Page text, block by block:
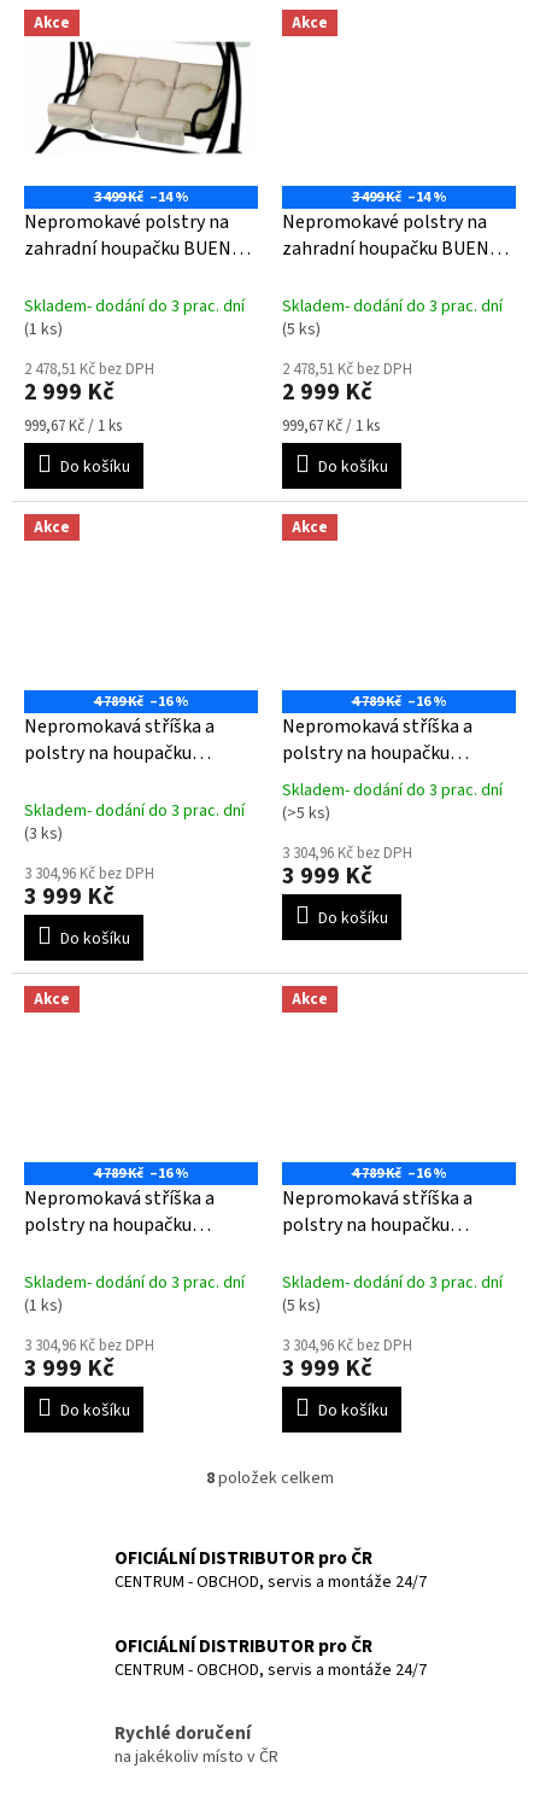
Akce
3 499 Kč –14 %
Nepromokavé polstry na
zahradní houpačku BUENOS
Skladem- dodání do 3 prac. dní
(1 ks)
2 478,51 Kč bez DPH
2 999 Kč
Měrná
cena:
999,67 Kč / 1 ks
Do košíku
Akce
3 499 Kč –14 %
Nepromokavé polstry na
zahradní houpačku BUENOS
Skladem- dodání do 3 prac. dní
(5 ks)
2 478,51 Kč bez DPH
2 999 Kč
Měrná
cena:
999,67 Kč / 1 ks
Do košíku
Akce
4 789 Kč –16 %
Nepromokavá stříška a
polstry na houpačku
Skladem- dodání do 3 prac. dní
(3 ks)
3 304,96 Kč bez DPH
3 999 Kč
Do košíku
Akce
4 789 Kč –16 %
Nepromokavá stříška a
polstry na houpačku
BUENOS AIRES- světle šedé
Průměrné
hodnocení
produktu
je
5,0
5
Skladem- dodání do 3 prac. dní
(>5 ks)
3 304,96 Kč bez DPH
3 999 Kč
Do košíku
Akce
4 789 Kč –16 %
Nepromokavá stříška a
polstry na houpačku
Skladem- dodání do 3 prac. dní
(1 ks)
3 304,96 Kč bez DPH
3 999 Kč
Do košíku
Akce
4 789 Kč –16 %
Nepromokavá stříška a
polstry na houpačku
Skladem- dodání do 3 prac. dní
(5 ks)
3 304,96 Kč bez DPH
3 999 Kč
Do košíku
O
á
d
í
p
y
8položek celkem
OFICIÁLNÍ DISTRIBUTOR pro ČR
CENTRUM - OBCHOD, servis a montáže 24/7
OFICIÁLNÍ DISTRIBUTOR pro ČR
CENTRUM - OBCHOD, servis a montáže 24/7
Rychlé doručení
na jakékoliv místo v ČR